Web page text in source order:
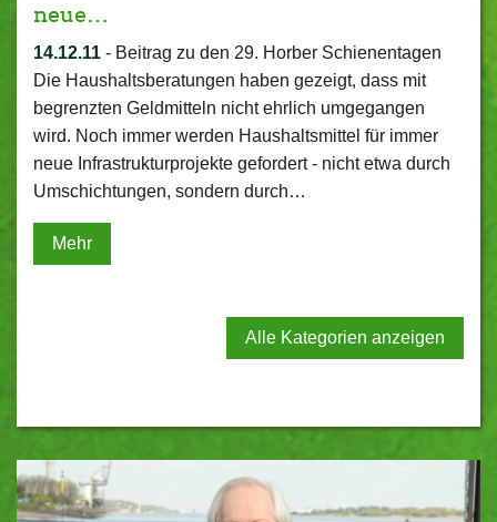
neue…
14.12.11 - Beitrag zu den 29. Horber Schienentagen
Die Haushaltsberatungen haben gezeigt, dass mit
begrenzten Geldmitteln nicht ehrlich umgegangen
wird. Noch immer werden Haushaltsmittel für immer
neue Infrastrukturprojekte gefordert - nicht etwa durch
Umschichtungen, sondern durch…
Mehr
Alle Kategorien anzeigen